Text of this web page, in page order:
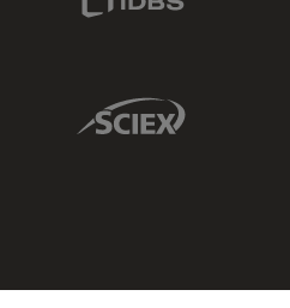
Sciex Link